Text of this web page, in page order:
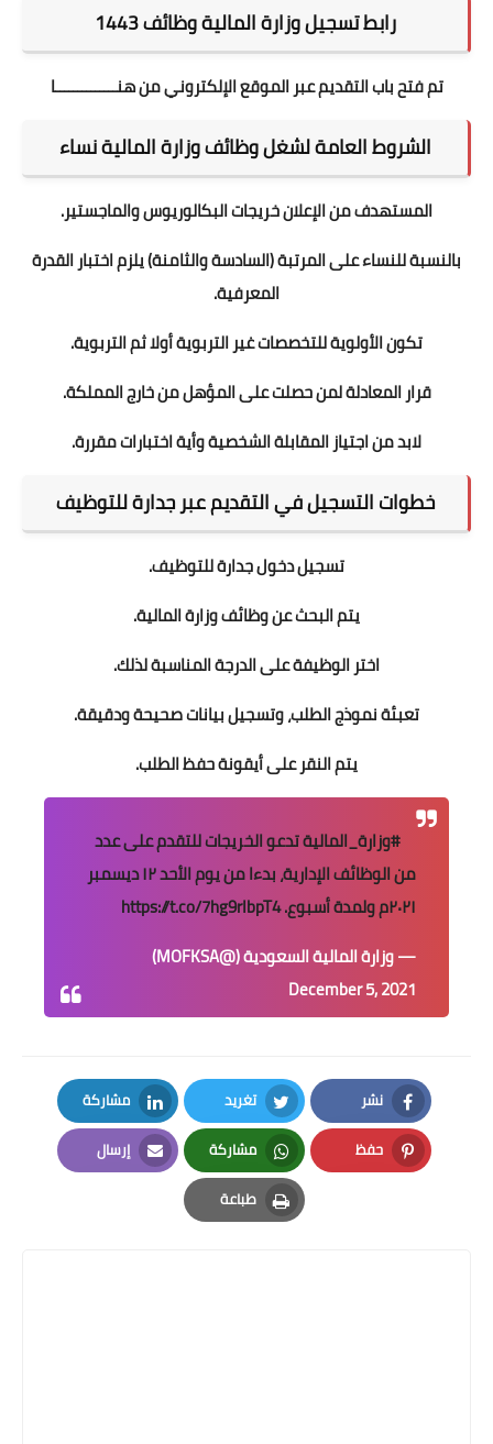
رابط تسجيل وزارة المالية وظائف 1443
تم فتح باب التقديم عبر الموقع الإلكترونيمن هنــــــــــــــا
الشروط العامة لشغل وظائف وزارة المالية نساء
المستهدف من الإعلان خريجات البكالوريوس والماجستير.
بالنسبة للنساء على المرتبة (السادسة والثامنة) يلزم اختبار القدرة
المعرفية.
تكون الأولوية للتخصصات غير التربوية أولا ثم التربوية.
قرار المعادلة لمن حصلت على المؤهل من خارج المملكة.
لابد من اجتياز المقابلة الشخصية وأية اختبارات مقررة.
خطوات التسجيل في التقديم عبر جدارة للتوظيف
تسجيل دخول جدارة للتوظيف.
يتم البحث عن وظائف وزارة المالية.
اختر الوظيفة على الدرجة المناسبة لذلك.
تعبئة نموذج الطلب، وتسجيل بيانات صحيحة ودقيقة.
يتم النقر على أيقونة حفظ الطلب.
#وزارة_الماليةتدعو الخريجات للتقدم على عدد
من الوظائف الإدارية، بدءا من يوم الأحد ١٢ ديسمبر
٢٠٢١م ولمدة أسبوع.
https://t.co/7hg9rIbpT4
— وزارة المالية السعودية (@MOFKSA)
December 5, 2021
نشر
Facebook
تغريد
Twitter
مشاركة
LinkedIn
حفظ
Pinterest
مشاركة
Whatsapp
إرسال
Email
طباعة
Print